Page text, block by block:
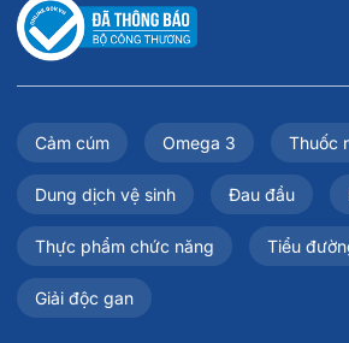
Cảm cúm Omega 3 Thuốc
Dung dịch vệ sinh Đau đầu
Thực phẩm chức năng Tiểu
Giải độc gan